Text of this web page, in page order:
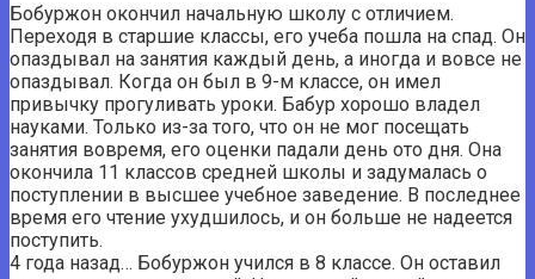
Бобуржон окончил начальную школу с отличием.
Переходя в старшие классы, его учеба пошла на спад. Он
опаздывал на занятия каждый день, а иногда и вовсе не
опаздывал. Когда он был в 9-м классе, он имел
привычку прогуливать уроки. Бабур хорошо владел
науками. Только из-за того, что он не мог посещать
занятия вовремя, его оценки падали день ото дня. Она
окончила 11 классов средней школы и задумалась о
поступлении в высшее учебное заведение. В последнее
время его чтение ухудшилось, и он больше не надеется
поступить.
4 года назад… Бобуржон учился в 8 классе. Он оставил